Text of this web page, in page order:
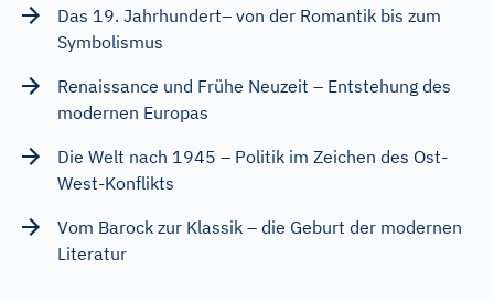
Das 19. Jahrhundert– von der Romantik bis zum
Symbolismus
Renaissance und Frühe Neuzeit – Entstehung des
modernen Europas
Die Welt nach 1945 – Politik im Zeichen des Ost-
West-Konflikts
Vom Barock zur Klassik – die Geburt der modernen
Literatur